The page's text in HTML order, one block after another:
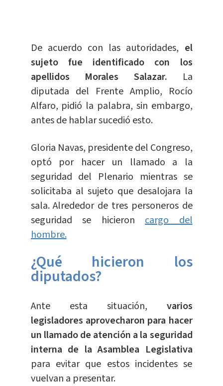
De acuerdo con las autoridades, el
sujeto fue identificado con los
apellidos Morales Salazar. La
diputada del Frente Amplio, Rocío
Alfaro, pidió la palabra, sin embargo,
antes de hablar sucedió esto.
Gloria Navas, presidente del Congreso,
optó por hacer un llamado a la
seguridad del Plenario mientras se
solicitaba al sujeto que desalojara la
sala. Alrededor de tres personeros de
seguridad se hicieron cargo del
hombre.
¿Qué hicieron los
diputados?
Ante esta situación, varios
legisladores aprovecharon para hacer
un llamado de atención a la seguridad
interna de la Asamblea Legislativa
para evitar que estos incidentes se
vuelvan a presentar.